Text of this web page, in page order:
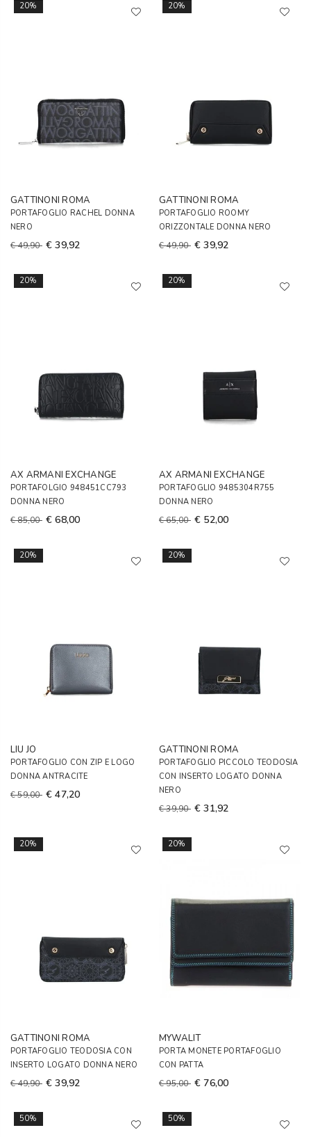
20%
GATTINONI ROMA
PORTAFOGLIO RACHEL DONNA
NERO
€ 49,90 € 39,92
20%
GATTINONI ROMA
PORTAFOGLIO ROOMY
ORIZZONTALE DONNA NERO
€ 49,90 € 39,92
20%
AX ARMANI EXCHANGE
PORTAFOLGIO 948451CC793
DONNA NERO
€ 85,00 € 68,00
20%
AX ARMANI EXCHANGE
PORTAFOGLIO 9485304R755
DONNA NERO
€ 65,00 € 52,00
20%
LIU JO
PORTAFOGLIO CON ZIP E LOGO
DONNA ANTRACITE
€ 59,00 € 47,20
20%
GATTINONI ROMA
PORTAFOGLIO PICCOLO TEODOSIA
CON INSERTO LOGATO DONNA
NERO
€ 39,90 € 31,92
20%
GATTINONI ROMA
PORTAFOGLIO TEODOSIA CON
INSERTO LOGATO DONNA NERO
€ 49,90 € 39,92
20%
MYWALIT
PORTA MONETE PORTAFOGLIO
CON PATTA
€ 95,00 € 76,00
50% 50%